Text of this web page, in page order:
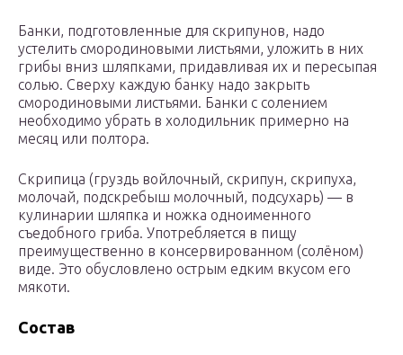
Банки, подготовленные для скрипунов, надо
устелить смородиновыми листьями, уложить в них
грибы вниз шляпками, придавливая их и пересыпая
солью. Сверху каждую банку надо закрыть
смородиновыми листьями. Банки с солением
необходимо убрать в холодильник примерно на
месяц или полтора.
Скрипица (груздь войлочный, скрипун, скрипуха,
молочай, подскребыш молочный, подсухарь) — в
кулинарии шляпка и ножка одноименного
съедобного гриба. Употребляется в пищу
преимущественно в консервированном (солёном)
виде. Это обусловлено острым едким вкусом его
мякоти.
Состав